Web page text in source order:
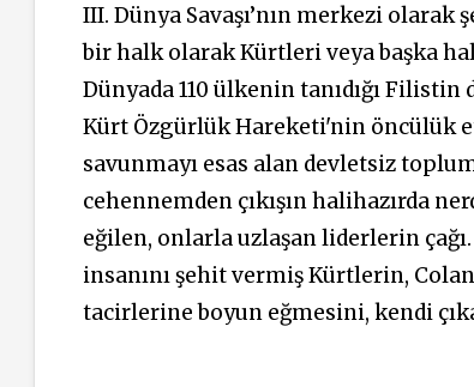
III. Dünya Savaşı’nın merkezi
bir halk olarak Kürtleri veya başka
Dünyada 110 ülkenin tanıdığı
Kürt Özgürlük Hareketi'nin öncülük
savunmayı esas alan devletsiz
cehennemden çıkışın halihazırda
eğilen, onlarla uzlaşan liderlerin
insanını şehit vermiş Kürtlerin,
tacirlerine boyun eğmesini, kendi